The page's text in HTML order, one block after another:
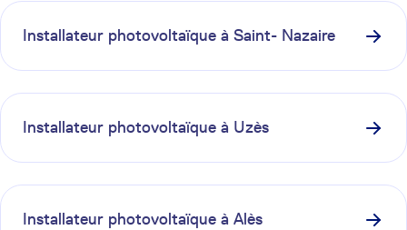
Installateur photovoltaïque à Saint- Nazaire
Installateur photovoltaïque à Uzès
Installateur photovoltaïque à Alès